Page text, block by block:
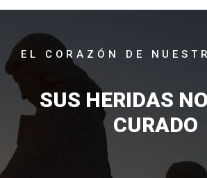
EL CORAZÓN DE
SUS HERIDAS
CURADO